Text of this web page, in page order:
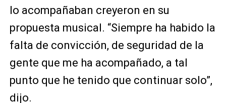
lo acompañaban creyeron en su
propuesta musical. “Siempre ha habido la
falta de convicción, de seguridad de la
gente que me ha acompañado, a tal
punto que he tenido que continuar solo”,
dijo.